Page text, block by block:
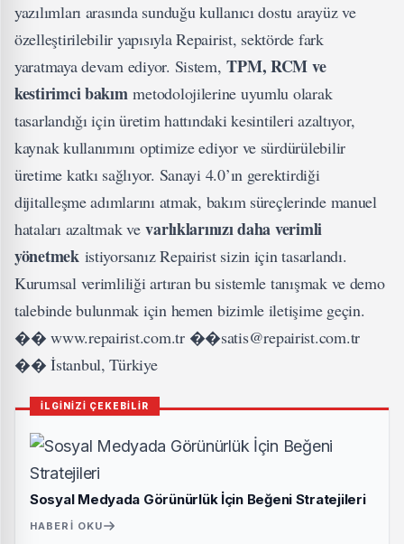
yazılımları arasında sunduğu kullanıcı dostu arayüz ve
özelleştirilebilir yapısıyla Repairist, sektörde fark
yaratmaya devam ediyor. Sistem,TPM, RCM ve
kestirimci bakımmetodolojilerine uyumlu olarak
tasarlandığı için üretim hattındaki kesintileri azaltıyor,
kaynak kullanımını optimize ediyor ve sürdürülebilir
üretime katkı sağlıyor. Sanayi 4.0’ın gerektirdiği
dijitalleşme adımlarını atmak, bakım süreçlerinde manuel
hataları azaltmak vevarlıklarınızı daha verimli
yönetmek istiyorsanız Repairist sizin için tasarlandı.
Kurumsal verimliliği artıran bu sistemle tanışmak ve demo
talebinde bulunmak için hemen bizimle iletişime geçin.
�� www.repairist.com.tr ��satis@repairist.com.tr
�� İstanbul, Türkiye
İLGİNİZİ ÇEKEBİLİR
Sosyal Medyada Görünürlük İçin Beğeni Stratejileri
HABERI OKU